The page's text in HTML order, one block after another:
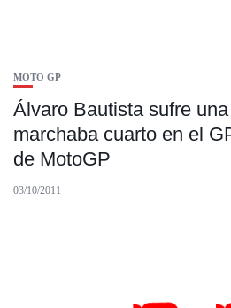
MOTO GP
Álvaro Bautista sufre
marchaba cuarto en el
de MotoGP
03/10/2011